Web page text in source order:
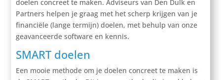
doelen concreet te maken. Adviseurs van Den Dulk en
Partners helpen je graag met het scherp krijgen van je
financiële (lange termijn) doelen, met behulp van onze
geavanceerde software en kennis.
SMART doelen
Een mooie methode om je doelen concreet te maken is